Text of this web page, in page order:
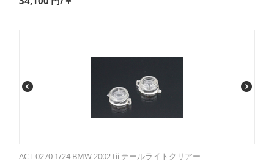
ACT-0270 1/24 BMW 2002 tii テールライトクリアー